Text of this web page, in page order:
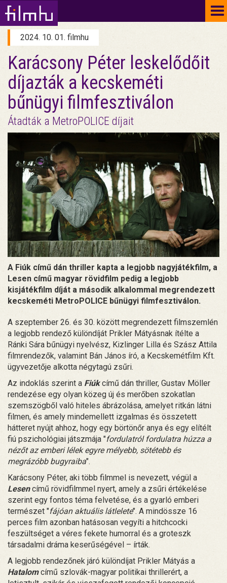
2024. 10. 01. filmhu
Karácsony Péter leskelődőit
díjazták a kecskeméti
bűnügyi filmfesztiválon
Átadták a MetroPOLICE díjait
A Fiúk című dán thriller kapta a legjobb nagyjátékfilm, a
Lesen című magyar rövidfilm pedig a legjobb
kisjátékfilm díját a második alkalommal megrendezett
kecskeméti MetroPOLICE bűnügyi filmfesztiválon.
A szeptember 26. és 30. között megrendezett filmszemlén
a legjobb rendező különdíját Prikler Mátyásnak ítélte a
Ránki Sára bűnügyi nyelvész, Kizlinger Lilla és Szász Attila
filmrendezők, valamint Bán János író, a Kecskemétfilm Kft.
ügyvezetője alkotta négytagú zsűri.
Az indoklás szerint a Fiúkcímű dán thriller, Gustav Möller
rendezése egy olyan közeg új és merőben szokatlan
szemszögből való hiteles ábrázolása, amelyet ritkán látni
filmen, és amely mindemellett izgalmas és összetett
hátteret nyújt ahhoz, hogy egy börtönőr anya és egy elítélt
fiú pszichológiai játszmája "fordulatról fordulatra húzza a
nézőt az emberi lélek egyre mélyebb, sötétebb és
megrázóbb bugyraiba".
Karácsony Péter, aki több filmmel is nevezett, végül a
Lesencímű rövidfilmmel nyert, amely a zsűri értékelése
szerint egy fontos téma felvetése, és a gyarló emberi
természet "fájóan aktuális látlelete". A mindössze 16
perces film azonban hatásosan vegyíti a hitchcocki
feszültséget a véres fekete humorral és a groteszk
társadalmi dráma keserűségével – írták.
A legjobb rendezőnek járó különdíjat Prikler Mátyás a
Hatalomcímű szlovák-magyar politikai thrillerért, a